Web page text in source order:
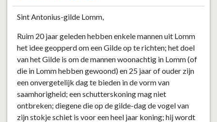
Sint Antonius-gilde Lomm,
Ruim 20 jaar geleden hebben enkele mannen uit Lomm
het idee geopperd om een Gilde op te richten; het doel
van het Gilde is om de mannen woonachtig in Lomm (of
die in Lomm hebben gewoond) en 25 jaar of ouder zijn
een onvergetelijk dag te bieden in de vorm van
saamhorigheid; een schutterskoning mag niet
ontbreken; diegene die op de gilde-dag de vogel van
zijn stokje schiet is voor een heel jaar koning; hij wordt